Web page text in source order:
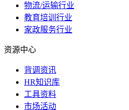
物流/运输行业
教育培训行业
家政服务行业
资源中心
背调资讯
HR知识库
工具资料
市场活动